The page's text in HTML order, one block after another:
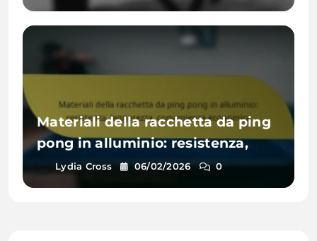
innovativo
Materiali della racchetta da ping
pong in alluminio: resistenza,
leggerezza, convenienza
economica
Lydia Cross 06/02/2026 0